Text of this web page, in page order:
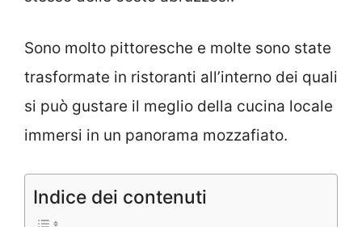
Sono molto pittoresche e molte sono state
trasformate in ristoranti all’interno dei quali
si può gustare il meglio della cucina locale
immersi in un panorama mozzafiato.
Indice dei contenuti